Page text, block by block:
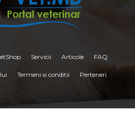
Servicii Articole FAQ
Termeni si conditii Perteneri